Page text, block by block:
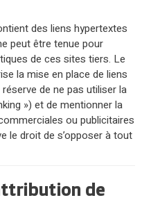
des liens hypertextes
peut être tenue pour
de ces sites tiers. Le
la mise en place de liens
de ne pas utiliser la
») et de mentionner la
ou publicitaires
le droit de s’opposer à tout
de